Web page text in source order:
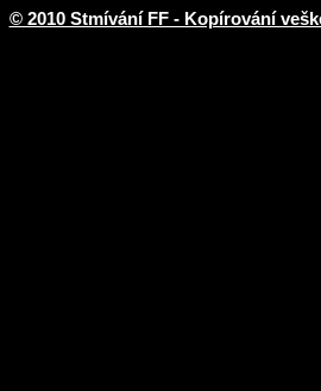
© 2010 Stmívání FF - Kopírování